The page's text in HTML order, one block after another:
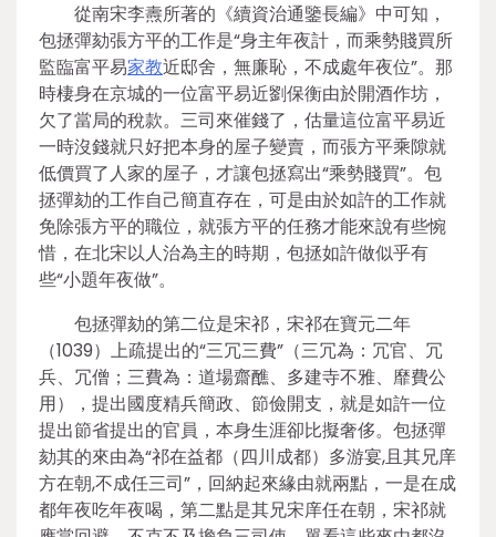
從南宋李燾所著的《續資治通鑒長編》中可知，
包拯彈劾張方平的工作是“身主年夜計，而乘勢賤買所
監臨富平易家教近邸舍，無廉恥，不成處年夜位”。那
時棲身在京城的一位富平易近劉保衡由於開酒作坊，
欠了當局的稅款。三司來催錢了，估量這位富平易近
一時沒錢就只好把本身的屋子變賣，而張方平乘隙就
低價買了人家的屋子，才讓包拯寫出“乘勢賤買”。包
拯彈劾的工作自己簡直存在，可是由於如許的工作就
免除張方平的職位，就張方平的任務才能來說有些惋
惜，在北宋以人治為主的時期，包拯如許做似乎有
些“小題年夜做”。
包拯彈劾的第二位是宋祁，宋祁在寶元二年
（1039）上疏提出的“三冗三費”（三冗為：冗官、冗
兵、冗僧；三費為：道場齋醮、多建寺不雅、靡費公
用），提出國度精兵簡政、節儉開支，就是如許一位
提出節省提出的官員，本身生涯卻比擬奢侈。包拯彈
劾其的來由為“祁在益都（四川成都）多游宴,且其兄庠
方在朝,不成任三司”，回納起來緣由就兩點，一是在成
都年夜吃年夜喝，第二點是其兄宋庠任在朝，宋祁就